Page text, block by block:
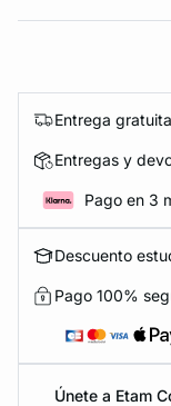
Entrega
Entregas y
Pago en 3
Descuento
Pago 100%
Únete a Etam